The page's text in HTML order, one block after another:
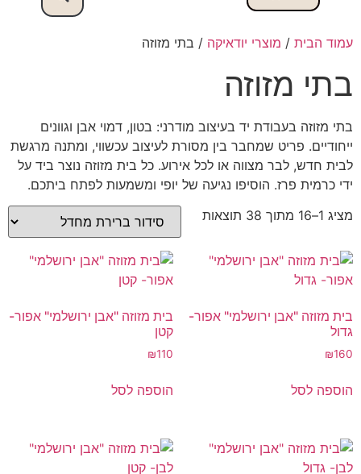
עמוד הבית / מוצרי יודאיקה / בתי מזוזה
בתי מזוזה
בתי מזוזה בעבודת יד בעיצוב מודרני: בטון, דמוי אבן וגוונים
ייחודיים. פריט שמחבר בין מסורת לעיצוב עכשווי, ומתנה מרגשת
לבית חדש, לבר מצווה או לכל אירוע. כל בית מזוזה נוצר ביד על
ידי כרמית פרז. הוסיפו נגיעה של יופי ומשמעות לפתח ביתכם.
מציג 1–16 מתוך 38 תוצאות
בית מזוזה "אבן ירושלמי" אפור-
גדול
₪160
הוספה לסל
בית מזוזה "אבן ירושלמי" אפור-
קטן
₪110
הוספה לסל